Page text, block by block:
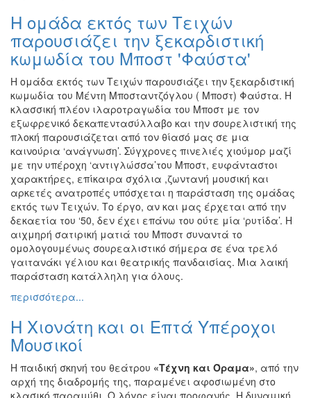
Η ομάδα εκτός των Τειχών
παρουσιάζει την ξεκαρδιστική
κωμωδία του Μποστ 'Φαύστα'
Η ομάδα εκτός των Τειχών παρουσιάζει την ξεκαρδιστική
κωμωδία του Μέντη Μποσταντζόγλου ( Μποστ) Φαύστα. Η
κλασσική πλέον ιλαροτραγωδία του Μποστ με τον
εξωφρενικό δεκαπεντασύλλαβο και την σουρελιστική της
πλοκή παρουσιάζεται από τον θίασό μας σε μια
καινούρια ‘ανάγνωση’. Σύγχρονες πινελιές χιούμορ μαζί
με την υπέροχη ‘αντιγλώσσα’του Μποστ, ευφάνταστοι
χαρακτήρες, επίκαιρα σχόλια ,ζωντανή μουσική και
αρκετές ανατροπές υπόσχεται η παράσταση της ομάδας
εκτός των Τειχών. Το έργο, αν και μας έρχεται από την
δεκαετία του ‘50, δεν έχει επάνω του ούτε μία ‘ρυτίδα’. Η
αιχμηρή σατιρική ματιά του Μποστ συναντά το
ομολογουμένως σουρεαλιστικό σήμερα σε ένα τρελό
γαιτανάκι γέλιου και θεατρικής πανδαισίας. Μια λαική
παράσταση κατάλληλη για όλους.
περισσότερα...
Η Χιονάτη και οι Επτά Υπέροχοι
Μουσικοί
Η παιδική σκηνή του θεάτρου «Τέχνη και Όραμα», από την
αρχή της διαδρομής της, παραμένει αφοσιωμένη στο
κλασικό παραμύθι. Ο λόγος είναι προφανής. Η δυναμική